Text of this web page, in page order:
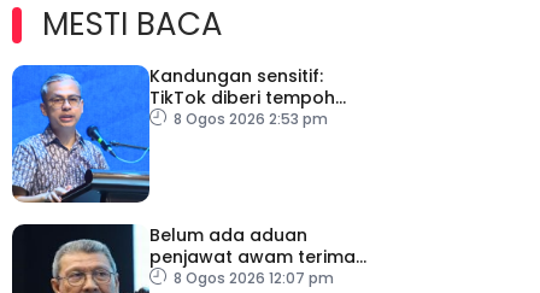
MESTI BACA
Kandungan sensitif:
TikTok diberi tempoh
perkukuh sistem
8 Ogos 2026 2:53 pm
Belum ada aduan
penjawat awam terima
tekanan daripada ahli
8 Ogos 2026 12:07 pm